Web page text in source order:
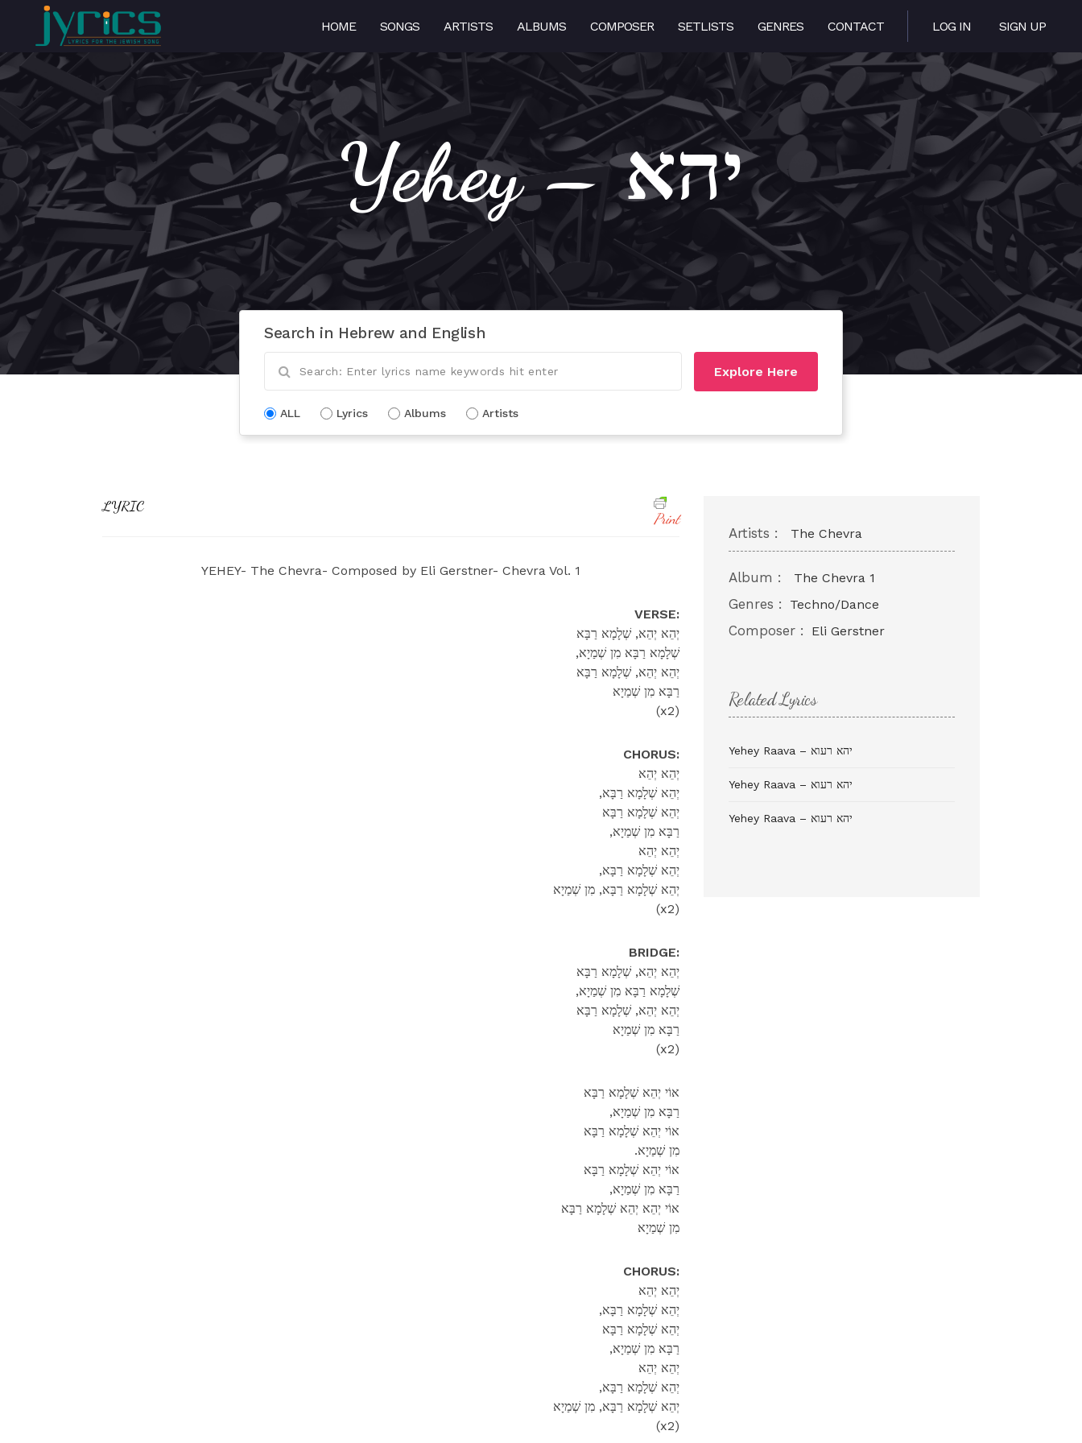
HOME SONGS ARTISTS ALBUMS COMPOSER SETLISTS GENRES CONTACT LOG IN SIGN UP
Yehey – יהא
Search in Hebrew and English
Explore Here
ALL Lyrics Albums Artists
LYRIC
Print
YEHEY- The Chevra- Composed by Eli Gerstner- Chevra Vol. 1
VERSE:
יְהֵא יְהֵא, שְׁלָמָא רַבָּא
,שְׁלָמָא רַבָּא מִן שְׁמַיָא
יְהֵא יְהֵא, שְׁלָמָא רַבָּא
רַבָּא מִן שְׁמַיָא
(x2)
CHORUS:
יְהֵא יְהֵא
,יְהֵא שְׁלָמָא רַבָּא
יְהֵא שְׁלָמָא רַבָּא
,רַבָּא מִן שְׁמַיָא
יְהֵא יְהֵא
,יְהֵא שְׁלָמָא רַבָּא
יְהֵא שְׁלָמָא רַבָּא, מִן שְׁמַיָא
(x2)
BRIDGE:
יְהֵא יְהֵא, שְׁלָמָא רַבָּא
,שְׁלָמָא רַבָּא מִן שְׁמַיָא
יְהֵא יְהֵא, שְׁלָמָא רַבָּא
רַבָּא מִן שְׁמַיָא
(x2)
אוֹי יְהֵא שְׁלָמָא רַבָּא
,רַבָּא מִן שְׁמַיָא
אוֹי יְהֵא שְׁלָמָא רַבָּא
.מִן שְׁמַיָא
אוֹי יְהֵא שְׁלָמָא רַבָּא
,רַבָּא מִן שְׁמַיָא
אוֹי יְהֵא יְהֵא שְׁלָמָא רַבָּא
מִן שְׁמַיָא
CHORUS:
יְהֵא יְהֵא
,יְהֵא שְׁלָמָא רַבָּא
יְהֵא שְׁלָמָא רַבָּא
,רַבָּא מִן שְׁמַיָא
יְהֵא יְהֵא
,יְהֵא שְׁלָמָא רַבָּא
יְהֵא שְׁלָמָא רַבָּא, מִן שְׁמַיָא
(x2)
Artists : The Chevra
Album : The Chevra 1
Genres : Techno/Dance
Composer : Eli Gerstner
Related Lyrics
Yehey Raava – יהא רעוא
Yehey Raava – יהא רעוא
Yehey Raava – יהא רעוא